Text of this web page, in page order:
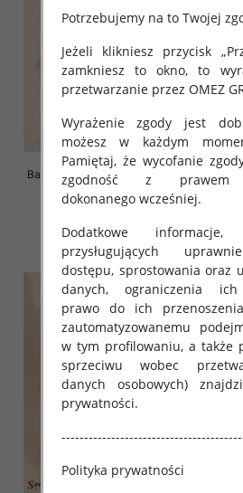
Balerinki/ Espadryle damskie Roz
36-41, 1 kolor Paczka 8 szt
szczegóły
Potrzebujemy na to Twojej
Jeżeli klikniesz przycisk
zamkniesz to okno, to
przetwarzanie przez OMEZ
Wyrażenie zgody jest
możesz w każdym
Pamiętaj, że wycofanie
zgodność z prawem
dokonanego wcześniej.
Dodatkowe
przysługujących
dostępu, sprostowania oraz
danych, ograniczenia ich
prawo do ich
zautomatyzowanemu
w tym profilowaniu, a także
sprzeciwu wobec
danych osobowych)
prywatności.
Polityka prywatności